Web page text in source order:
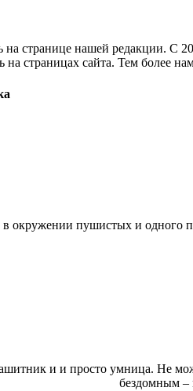
на странице нашей редакции. С
на страницах сайта. Тем более
в окружении пушистых и
и и просто умница. Не
бездомным –